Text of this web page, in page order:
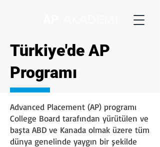
Türkiye'de AP
Programı
Advanced Placement (AP) programı
College Board tarafından yürütülen ve
başta ABD ve Kanada olmak üzere tüm
dünya genelinde yaygın bir şekilde